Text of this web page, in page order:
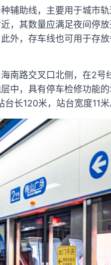
辅助线，主要用于城市
，其数量应满足夜间停
外，存车线也可用于存
南路交叉口北侧，在2号
中，具有停车检修功能
长120米，站台宽度11米